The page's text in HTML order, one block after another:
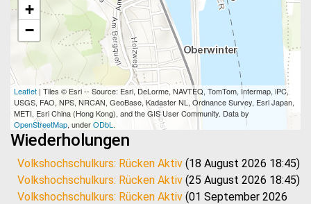
+
−
Leaflet | Tiles © Esri -- Source: Esri, DeLorme, NAVTEQ, TomTom, Intermap, iPC,
USGS, FAO, NPS, NRCAN, GeoBase, Kadaster NL, Ordnance Survey, Esri Japan,
METI, Esri China (Hong Kong), and the GIS User Community. Data by
OpenStreetMap, underODbL .
Wiederholungen
Volkshochschulkurs: Rücken Aktiv (18 August 2026 18:45)
Volkshochschulkurs: Rücken Aktiv (25 August 2026 18:45)
Volkshochschulkurs: Rücken Aktiv (01 September 2026